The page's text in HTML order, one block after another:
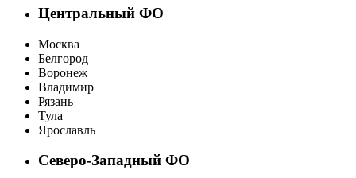
Центральный ФО
Москва
Белгород
Воронеж
Владимир
Рязань
Тула
Ярославль
Северо-Западный ФО